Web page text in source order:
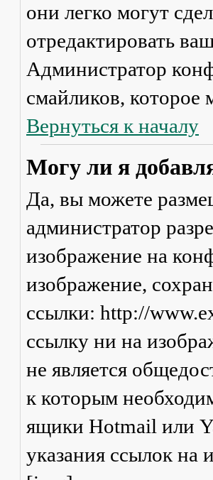
они легко могут
отредактировать
Администратор
смайликов, которое
Вернуться к началу
Могу ли я
Да, вы можете
администратор
изображение на
изображение,
ссылки: http://
ссылку ни на
не является
к которым
ящики Hotmail или
указания ссылок на